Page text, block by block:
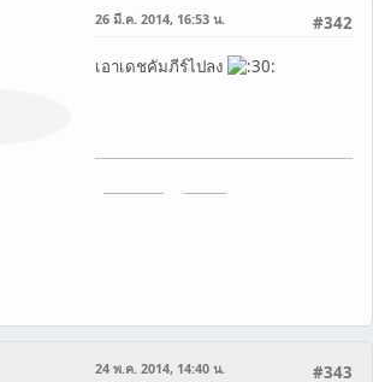
#342
26 มี.ค. 2014, 16:53 น.
เอาเดชคัมภีร์ไปลง
#343
24 พ.ค. 2014, 14:40 น.